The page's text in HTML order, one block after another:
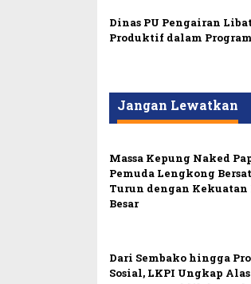
Dinas PU Pengairan
Produktif dalam
Jangan Lewatkan
Massa Kepung Naked
Pemuda Lengkong
Turun dengan Kekuatan
Besar
Dari Sembako hingga
Sosial, LKPI Ungkap